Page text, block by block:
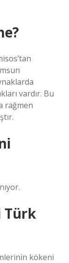
vardır. Bu
rağmen
Türk
kökeni